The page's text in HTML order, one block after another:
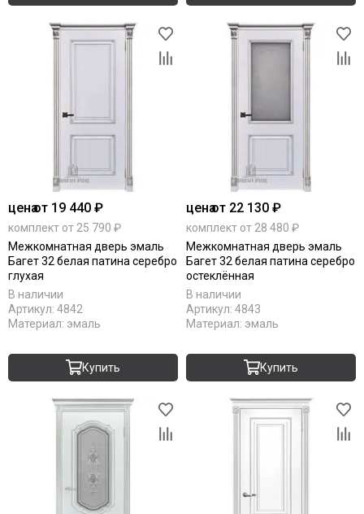
Пацифик
Cерый кедр
Снежная королева
Светлые
Тёмный кипарис
Тёмный анегри
Тёмные
Черные
Шампань
Ясень
Antic loft
Brown dreamline
Grey matt
RAL 7044
ценаот 19 440 ₽
комплект от 25 790 ₽
Межкомнатная дверь эмаль
Багет 32 белая патина серебро
глухая
В наличии
Артикул: 4842
Материал: эмаль
Купить
ценаот 22 130 ₽
комплект от 28 480 ₽
Межкомнатная дверь эмаль
Багет 32 белая патина серебро
остеклённая
В наличии
Артикул: 4843
Материал: эмаль
Купить